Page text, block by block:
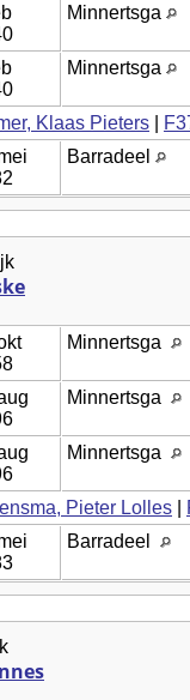
Minnertsga
Minnertsga
Klaas Pieters
Barradeel
Minnertsga
Minnertsga
Minnertsga
Pieter Lolles
Barradeel